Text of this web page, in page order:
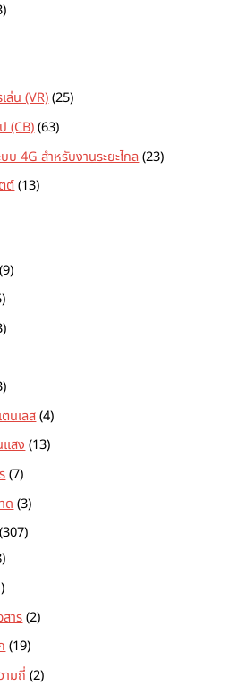
ล่น (VR) 25
(CB) 63
บ 4G สำหรับงานระยะไกล 23
ต์ 13
9
นเลส 4
แสง 13
7
ด 3
307
าร 2
19
มถี่ 2